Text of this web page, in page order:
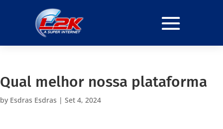
Qual melhor nossa plataforma
by Esdras Esdras | Set 4, 2024